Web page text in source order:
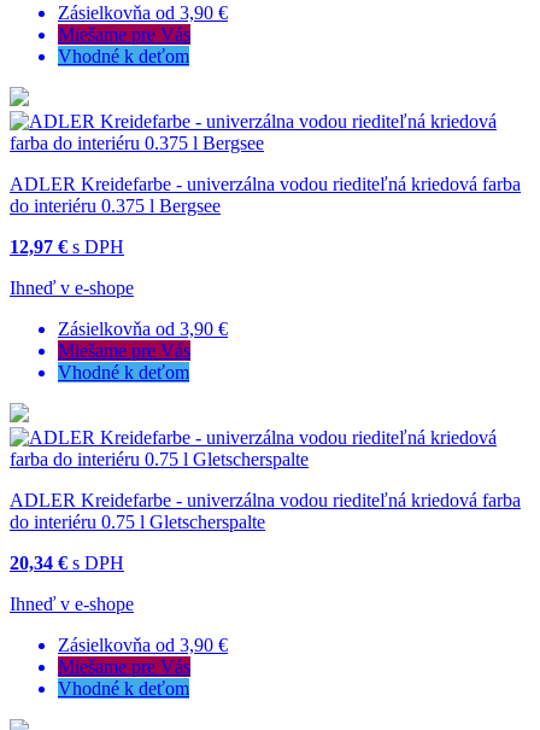
Zásielkovňa od 3,90 €
Miešame pre Vás
Vhodné k deťom
ADLER Kreidefarbe - univerzálna vodou riediteľná kriedová farba
do interiéru 0.375 l Bergsee
12,97 € s DPH
Ihneď v e-shope
Zásielkovňa od 3,90 €
Miešame pre Vás
Vhodné k deťom
ADLER Kreidefarbe - univerzálna vodou riediteľná kriedová farba
do interiéru 0.75 l Gletscherspalte
20,34 € s DPH
Ihneď v e-shope
Zásielkovňa od 3,90 €
Miešame pre Vás
Vhodné k deťom